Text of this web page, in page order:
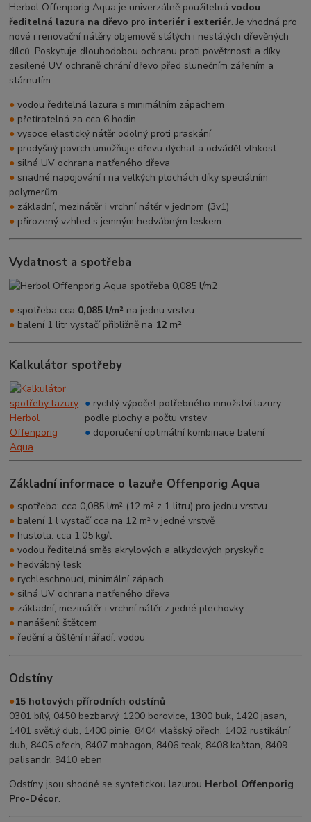
Herbol Offenporig Aqua je univerzálně použitelnávodou
ředitelná lazura na dřevo pro interiér i exteriér. Je vhodná pro
nové i renovační nátěry objemově stálých i nestálých dřevěných
dílců. Poskytuje dlouhodobou ochranu proti povětrnosti a díky
zesílené UV ochraně chrání dřevo před slunečním zářením a
stárnutím.
● vodou ředitelná lazura s minimálním zápachem
● přetíratelná za cca 6 hodin
● vysoce elastický nátěr odolný proti praskání
● prodyšný povrch umožňuje dřevu dýchat a odvádět vlhkost
● silná UV ochrana natřeného dřeva
● snadné napojování i na velkých plochách díky speciálním
polymerům
● základní, mezinátěr i vrchní nátěr v jednom (3v1)
● přirozený vzhled s jemným hedvábným leskem
Vydatnost a spotřeba
● spotřeba cca 0,085 l/m² na jednu vrstvu
● balení 1 litr vystačí přibližně na 12 m²
Kalkulátor spotřeby
● rychlý výpočet potřebného množství lazury
podle plochy a počtu vrstev
● doporučení optimální kombinace balení
Základní informace o lazuře Offenporig Aqua
● spotřeba: cca 0,085 l/m² (12 m² z 1 litru) pro jednu vrstvu
● balení 1 l vystačí cca na 12 m² v jedné vrstvě
● hustota: cca 1,05 kg/l
● vodou ředitelná směs akrylových a alkydových pryskyřic
● hedvábný lesk
● rychleschnoucí, minimální zápach
● silná UV ochrana natřeného dřeva
● základní, mezinátěr i vrchní nátěr z jedné plechovky
● nanášení: štětcem
● ředění a čištění nářadí: vodou
Odstíny
●15 hotových přírodních odstínů
0301 bílý, 0450 bezbarvý, 1200 borovice, 1300 buk, 1420 jasan,
1401 světlý dub, 1400 pinie, 8404 vlašský ořech, 1402 rustikální
dub, 8405 ořech, 8407 mahagon, 8406 teak, 8408 kaštan, 8409
palisandr, 9410 eben
Odstíny jsou shodné se syntetickou lazurou Herbol Offenporig
Pro-Décor.